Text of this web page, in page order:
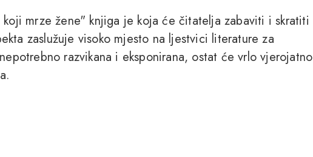
koji mrze žene" knjiga je koja će čitatelja zabaviti i skratiti
zaslužuje visoko mjesto na ljestvici literature za
razvikana i eksponirana, ostat će vrlo vjerojatno